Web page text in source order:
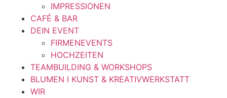
IMPRESSIONEN
CAFÉ & BAR
DEIN EVENT
FIRMENEVENTS
HOCHZEITEN
TEAMBUILDING & WORKSHOPS
BLUMEN I KUNST & KREATIVWERKSTATT
WIR